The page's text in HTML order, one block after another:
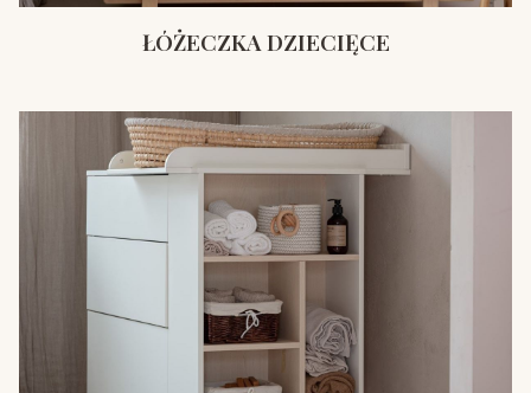
ŁÓŻECZKA DZIECIĘCE